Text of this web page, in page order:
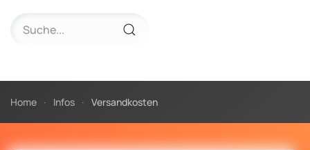
Home Infos Versandkosten